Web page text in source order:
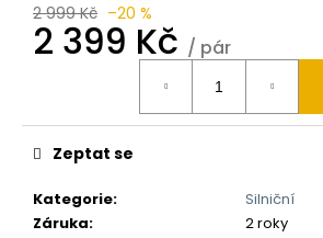
2 999 Kč –20 %
2 399 Kč / pár
Kategorie:
Silniční
Záruka: 2 roky
Zeptat se